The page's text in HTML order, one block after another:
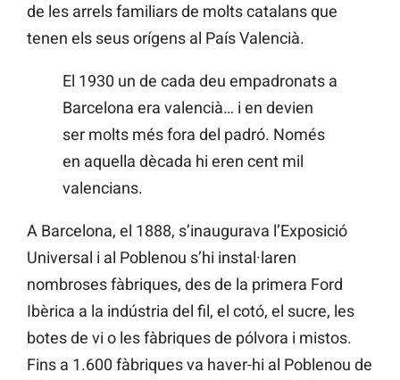
de les arrels familiars de molts catalans que
tenen els seus orígens al País Valencià.
El 1930 un de cada deu empadronats a
Barcelona era valencià… i en devien
ser molts més fora del padró. Només
en aquella dècada hi eren cent mil
valencians.
A Barcelona, el 1888, s’inaugurava l’Exposició
Universal i al Poblenou s’hi instal·laren
nombroses fàbriques, des de la primera Ford
Ibèrica a la indústria del fil, el cotó, el sucre, les
botes de vi o les fàbriques de pólvora i mistos.
Fins a 1.600 fàbriques va haver-hi al Poblenou de